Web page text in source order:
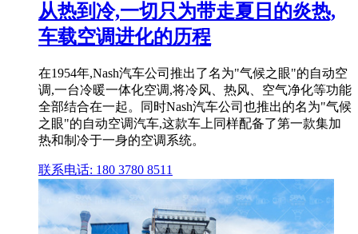
从热到冷,一切只为带走夏日的炎热,
车载空调进化的历程
在1954年,Nash汽车公司推出了名为"气候之眼"的自动空
调,一台冷暖一体化空调,将冷风、热风、空气净化等功能
全部结合在一起。同时Nash汽车公司也推出的名为"气候
之眼"的自动空调汽车,这款车上同样配备了第一款集加
热和制冷于一身的空调系统。
联系电话: 180 3780 8511